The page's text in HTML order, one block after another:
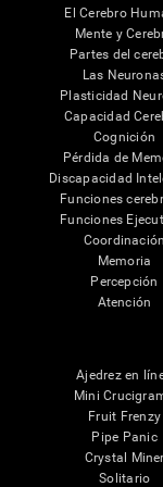
El Cerebro
Mente y
Partes del
Las
Plasticidad
Capacidad
Cognición
Pérdida de
Discapacidad
Funciones
Funciones
Coordinación
Memoria
Percepción
Atención
Ajedrez en
Mini
Fruit Frenzy
Pipe Panic
Crystal Miner
Solitario